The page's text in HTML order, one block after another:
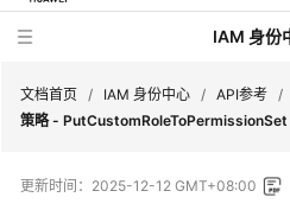
IAM 身份
新
文档首页 / IAM 身份中心 / API参考 /
策略 - PutCustomRoleToPermissionSet
更新时间： 2025-12-12 GMT+08:00